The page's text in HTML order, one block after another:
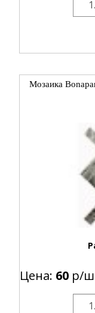
Мозаика
Цена: 60р/